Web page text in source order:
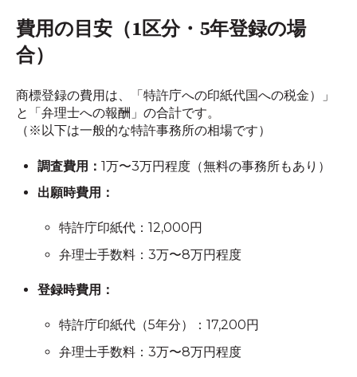
費用の目安（1区分・5年登録の場
合）
商標登録の費用は、「特許庁への印紙代国への税金）」
と「弁理士への報酬」の合計です。
（※以下は一般的な特許事務所の相場です）
調査費用：1万〜3万円程度（無料の事務所もあり）
出願時費用：
特許庁印紙代：12,000円
弁理士手数料：3万〜8万円程度
登録時費用：
特許庁印紙代（5年分）：17,200円
弁理士手数料：3万〜8万円程度